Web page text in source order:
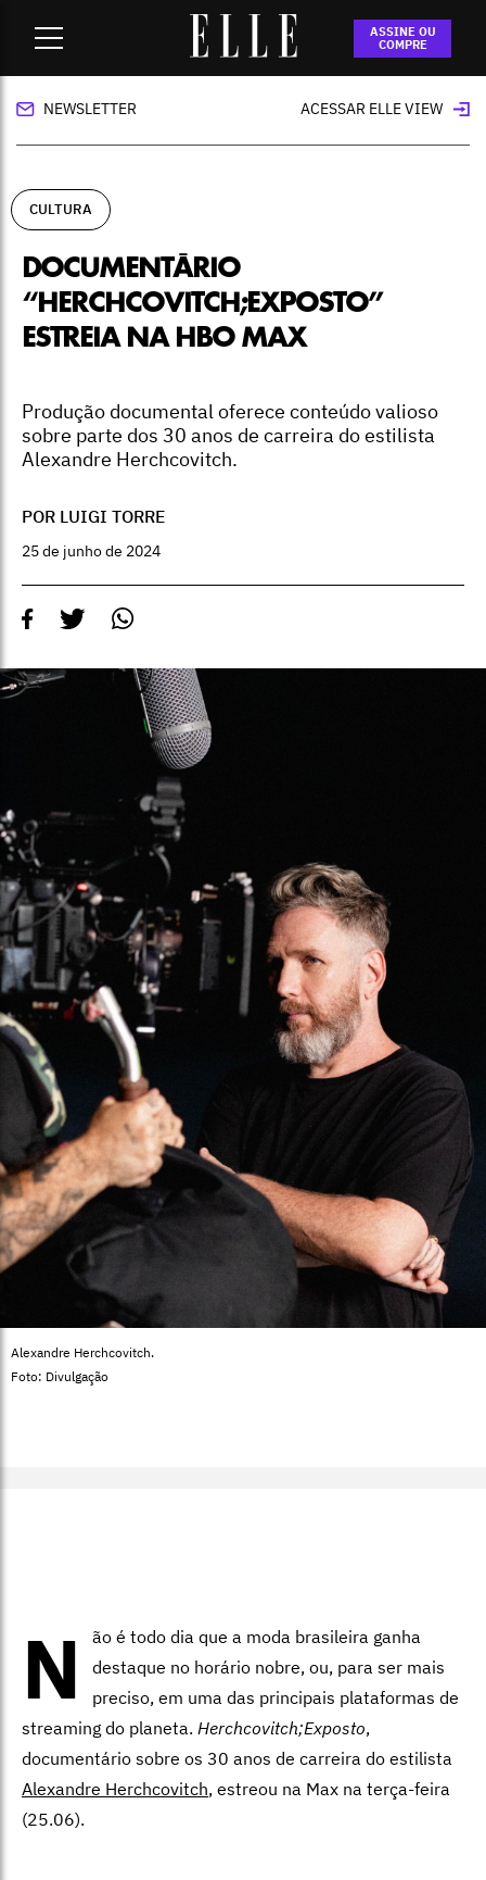
ASSINE OU
COMPRE
Documentário “Herchcovitch;Exposto”
estreia na HBO Max
NEWSLETTER ACESSAR ELLE VIEW
CULTURA
DOCUMENTÁRIO
“HERCHCOVITCH;EXPOSTO”
ESTREIA NA HBO MAX
Produção documental oferece conteúdo valioso
sobre parte dos 30 anos de carreira do estilista
Alexandre Herchcovitch.
POR LUIGI TORRE
25 de junho de 2024
Alexandre Herchcovitch.
Foto: Divulgação
N
ão é todo dia que a moda brasileira ganha
destaque no horário nobre, ou, para ser mais
preciso, em uma das principais plataformas de
streaming do planeta. Herchcovitch;Exposto,
documentário sobre os 30 anos de carreira do estilista
Alexandre Herchcovitch, estreou na Max na terça-feira
(25.06).